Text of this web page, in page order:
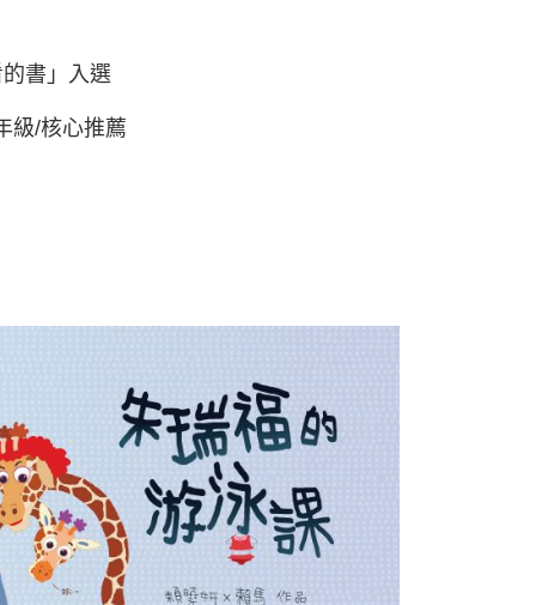
書」入選
級/核心推薦